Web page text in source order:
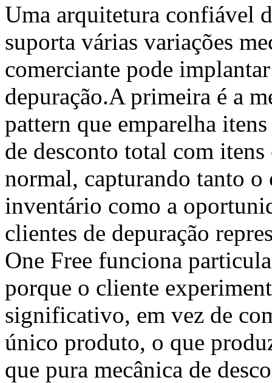
Uma arquitetura confiável
suporta várias variações
comerciante pode
depuração.A primeira é a
pattern que emparelha
de desconto total com
normal, capturando tanto
inventário como a
clientes de depuração
One Free funciona
porque o cliente
significativo, em vez de
único produto, o que
que pura mecânica de